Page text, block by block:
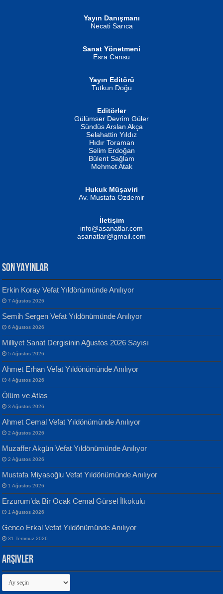
İSMAİL OKUTAN
Erkeklerin Kahrolması Ne Demektir
MUSTAFA KELOĞLU
Yarına İz Bırakmak...
ATİLLA ÖZEN
Sultan Olmadan Önce Eyüp...
EKREM KARABABA
MEHMET ALİ BAL
Evvel Zaman Tanrıçası...
Yılmaz Ekinci
Geceye Söylenen...
Banu Sancak
Defterimden İçeri...
İsmail Aydos
İnkisar...
Ekim Betül Uçar
Yayın Danışmanı
Necati Sarıca
Sanat Yönetmeni
Esra Cansu
Yayın Editörü
Tutkun Doğu
Editörler
Gülümser Devrim Güler
Sündüs Arslan Akça
Selahattin Yıldız
Hıdır Toraman
Selim Erdoğan
Bülent Sağlam
Mehmet Atak
Hukuk Müşaviri
Av. Mustafa Özdemir
İletişim
info@asanatlar.com
asanatlar@gmail.com
SON YAYINLAR
Erkin Koray Vefat Yıldönümünde Anılıyor
7 Ağustos 2026
Semih Sergen Vefat Yıldönümünde Anılıyor
6 Ağustos 2026
Milliyet Sanat Dergisinin Ağustos 2026 Sayısı
5 Ağustos 2026
Ahmet Erhan Vefat Yıldönümünde Anılıyor
4 Ağustos 2026
Ölüm ve Atlas
3 Ağustos 2026
Ahmet Cemal Vefat Yıldönümünde Anılıyor
2 Ağustos 2026
Muzaffer Akgün Vefat Yıldönümünde Anılıyor
2 Ağustos 2026
Mustafa Miyasoğlu Vefat Yıldönümünde Anılıyor
1 Ağustos 2026
Erzurum’da Bir Ocak Cemal Gürsel İlkokulu
1 Ağustos 2026
Genco Erkal Vefat Yıldönümünde Anılıyor
31 Temmuz 2026
Arşivler
Arşivler